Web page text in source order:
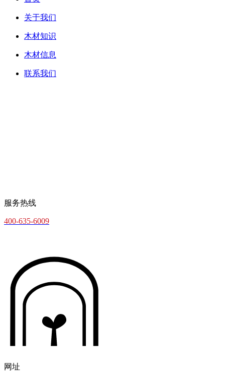
关于我们
木材知识
木材信息
联系我们
服务热线
400-635-6009
网址